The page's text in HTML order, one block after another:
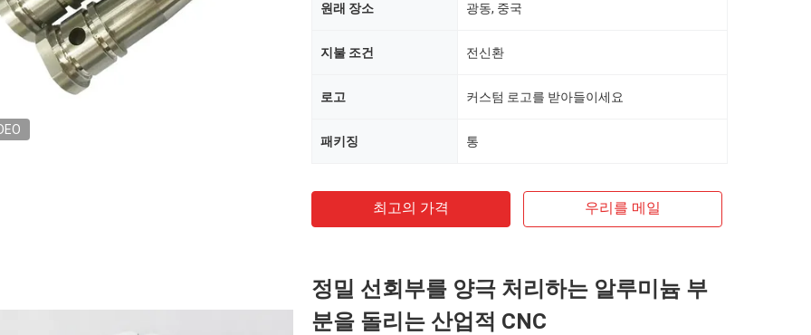
원래 장소 광동, 중국
지불 조건 전신환
로고 커스텀 로고를 받아들이세요
패키징 통
최고의 가격 우리를 메일
정밀 선회부를 양극 처리하는 알루미늄 부
분을 돌리는 산업적 CNC